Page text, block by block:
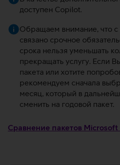
доступен Copilot.
Обращаем внимание, что с
связано срочное
срока нельзя уменьшать
прекращать услугу. Если
пакета или хотите
рекомендуем сначала
месяц, который в
сменить на годовой пакет.
Сравнение пакетов Microsoft